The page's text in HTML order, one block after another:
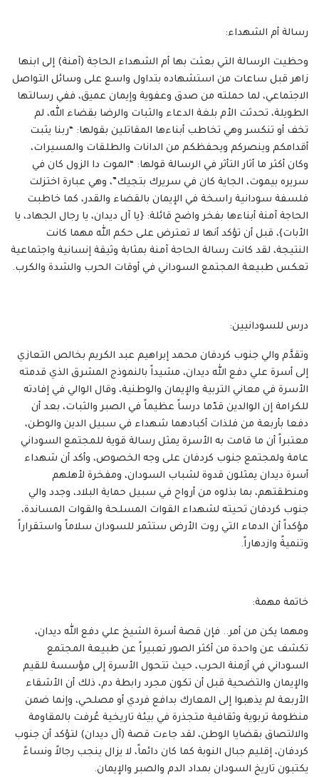
رسالة أم الشهداء:
وحظيت الرسالة التي بعثت بها أم الشهداء الحاجة (آمنة) إلى ابنها
زاهر قبل ساعات من استشهاده بتداول واسع على وسائل التواصل
الاجتماعي، لما حملته من صدق وعفوية وإيمان عميق، ففي رسالتها
الطويلة، تحدثت الأم بلغة الدعاء والثبات والرضا بقضاء الله، لم
تخف أو تنكسر وهي تخاطب أبناءها المقاتلين بقولها: “ربنا يثبت
أقدامكم وينصركم ويحفظكم من الدانات والطلقات والمسيرات،
وكان أكثر ما أثار التأثر في الرسالة قولها: “الموت دا الزول كان في
سريره بيموت، الجاية كان في سريرك بتجيك”، وهي عبارة اختزلت
فلسفة سودانية راسخة في الإيمان بالقضاء والقدر، كما خاطبت
الحاجة آمنة أبناءها بفخر واضح قائلة: {يا آل ديدان، يا رجال الجهاد، يا
الأبات}، قبل أن تؤكد أنها لا تعترض على حكم الله مهما كانت
النتيجة، لقد كانت رسالة الحاجة آمنة بمثابة وثيقة إنسانية واجتماعية
تعكس طبيعة المجتمع السوداني في أوقات الحرب والشدة والكرب.
درس للسودانيين:
وتقدَّم والي جنوب كردفان محمد إبراهيم عبد الكريم بخالص التعازي
إلى أسرة علي دفع الله ديدان، مشيداً بالنموذج المشرق الذي قدمته
الأسرة في معاني التربية والإيمان والوطنية، وقال الوالي في إفادته
للكرامة إن الوالدين قدّما درساً عظيماً في الصبر والثبات، بعد أن
دفعا بأربعة من فلذات أكبادهما شهداء في سبيل الدين والوطن،
معتبراً أن ما قامت به الأسرة يمثل رسالة قوية للمجتمع السوداني
عامة ولمجتمع جنوب كردفان على وجه الخصوص، وأكد أن شهداء
أسرة ديدان يمثلون قدوة لشباب السودان، ومفخرة لأهلهم
ومنطقتهم، بما بذلوه من أرواح في سبيل حماية البلاد، وجدد والي
جنوب كردفان تحيته لشهداء القوات المسلحة والقوات المساندة،
مؤكداً أن الدماء التي روت الأرض ستثمر للسودان سلاماً واستقراراً
وتنميةً وازدهاراً.
خاتمة مهمة:
ومهما يكن من أمر.. فإن قصة أسرة الشيخ علي دفع الله ديدان،
تكشف عن واحدة من أكثر الصور تعبيراً عن طبيعة المجتمع
السوداني في أزمنة الحرب، حيث تتحول الأسرة إلى مؤسسة للقيم
والإيمان والتضحية قبل أن تكون مجرد رابطة دم، ذلك أن الأشقاء
الأربعة لم يذهبوا إلى المعارك بدافع فردي أو مصلحي، وإنما ضمن
منظومة تربوية وثقافية متجذرة في بيئة تاريخية عُرفت بالمقاومة
والالتصاق بقضايا الوطن، لقد جاءت قصة (آل ديدان) لتؤكد أن جنوب
كردفان، إقليم جبال النوبة كما كان دائماً، لا يزال ينجب رجالاً ونساءً
يكتبون تاريخ السودان بمداد الدم والصبر والإيمان.